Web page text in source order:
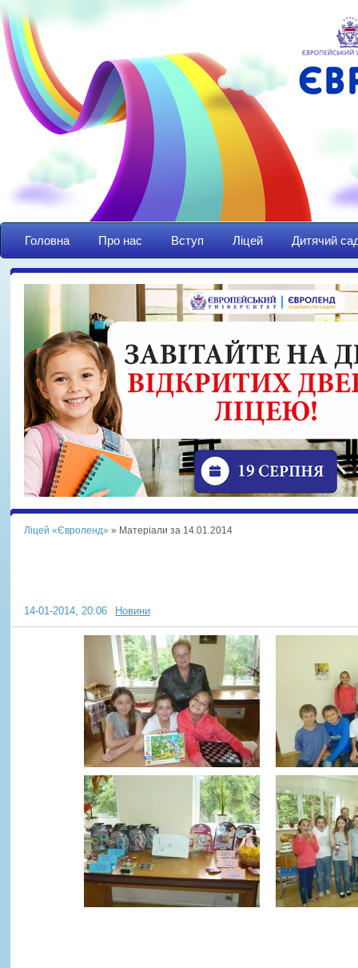
Головна Про нас Вступ Ліцей Дитячий
Ліцей «Євроленд» » Матеріали за 14.01.2014
14-01-2014, 20:06 Новини